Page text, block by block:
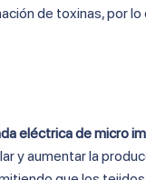
de toxinas, por lo
eléctrica de micro
y aumentar la